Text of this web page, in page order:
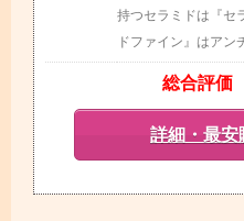
持つセラミドは『セ
ドファイン』はアン
総合評価
詳細・最安